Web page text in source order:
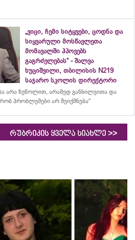
„ვიცი, ჩემი სიტყვები, ცოდნა და
სიყვარული მოსწავლეთა
მომავალში ჰპოვებს
გაგრძელებას“ - შალვა
ხუციშვილი, თბილისის N219
საჯარო სკოლის დირექტორი
არა ზეწოლით, არამედ განხილვითა და
პრობლემები არ შეიქმნება“
რუბრიკის ყველა სიახლე >>